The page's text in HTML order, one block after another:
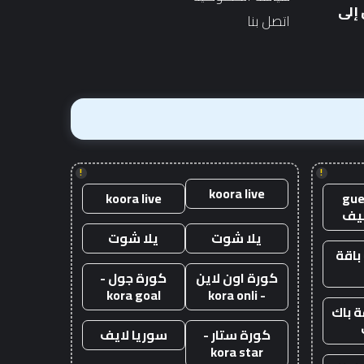
الجديد
اتصل بنا
!
باك
!
koora live
koora live
يلا شوت
يلا شوت
كورة اون لاين
- kora onli
كورة جول -
kora goal
كورة ستار -
kora star
سوريا لايف